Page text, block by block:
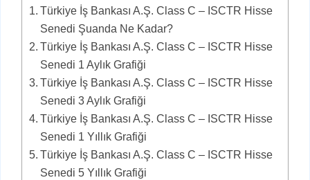
Türkiye İş Bankası A.Ş. Class C – ISCTR Hisse
Senedi Şuanda Ne Kadar?
Türkiye İş Bankası A.Ş. Class C – ISCTR Hisse
Senedi 1 Aylık Grafiği
Türkiye İş Bankası A.Ş. Class C – ISCTR Hisse
Senedi 3 Aylık Grafiği
Türkiye İş Bankası A.Ş. Class C – ISCTR Hisse
Senedi 1 Yıllık Grafiği
Türkiye İş Bankası A.Ş. Class C – ISCTR Hisse
Senedi 5 Yıllık Grafiği